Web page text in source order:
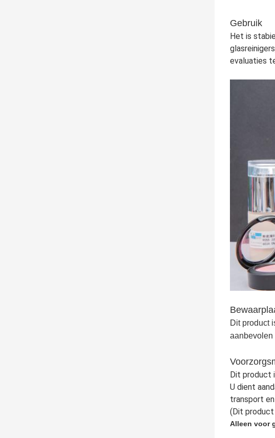
Gebruik
Het is
evaluaties
Dit product
aanbevolen
Dit product
U dient
transport
(Dit
Alleen voor